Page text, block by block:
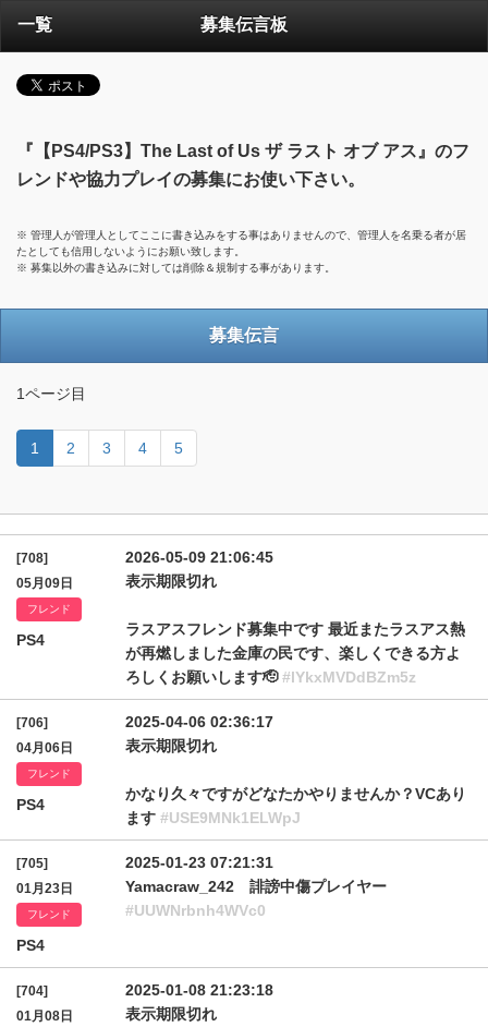
一覧 募集伝言板
『【PS4/PS3】The Last of Us ザ ラスト オブ アス』のフ
レンドや協力プレイの募集にお使い下さい。
※ 管理人が管理人としてここに書き込みをする事はありませんので、管理人を名乗る者が居
たとしても信用しないようにお願い致します。
※ 募集以外の書き込みに対しては削除＆規制する事があります。
募集伝言
1ページ目
1 2 3 4 5
[708]
05月09日
フレンド
PS4
2026-05-09 21:06:45
表示期限切れ
ラスアスフレンド募集中です 最近またラスアス熱
が再燃しました金庫の民です、楽しくできる方よ
ろしくお願いします🫡#lYkxMVDdBZm5z
[706]
04月06日
フレンド
PS4
2025-04-06 02:36:17
表示期限切れ
かなり久々ですがどなたかやりませんか？VCあり
ます #USE9MNk1ELWpJ
[705]
01月23日
フレンド
PS4
2025-01-23 07:21:31
Yamacraw_242 誹謗中傷プレイヤー
#UUWNrbnh4WVc0
[704]
01月08日
2025-01-08 21:23:18
表示期限切れ